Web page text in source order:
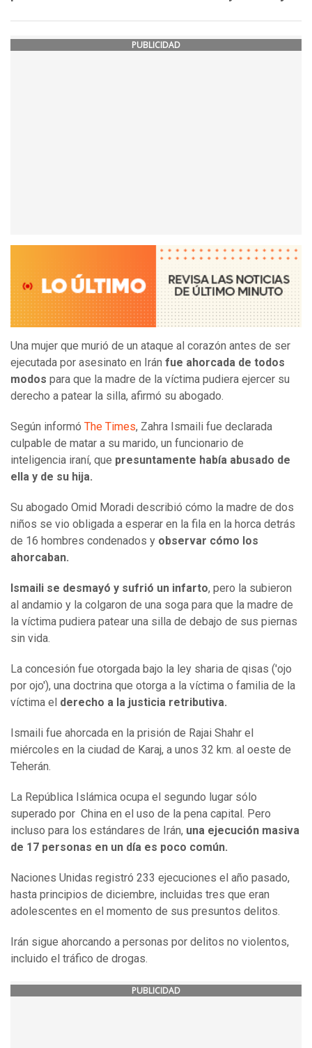
PUBLICIDAD
Una mujer que murió de un ataque al corazón antes de ser
ejecutada por asesinato en Irán fue ahorcada de todos
modos para que la madre de la víctima pudiera ejercer su
derecho a patear la silla, afirmó su abogado.
Según informó The Times, Zahra Ismaili fue declarada
culpable de matar a su marido, un funcionario de
inteligencia iraní, que presuntamente había abusado de
ella y de su hija.
Su abogado Omid Moradi describió cómo la madre de dos
niños se vio obligada a esperar en la fila en la horca detrás
de 16 hombres condenados y observar cómo los
ahorcaban.
Ismaili se desmayó y sufrió un infarto, pero la subieron
al andamio y la colgaron de una soga para que la madre de
la víctima pudiera patear una silla de debajo de sus piernas
sin vida.
La concesión fue otorgada bajo la ley sharia de qisas ('ojo
por ojo'), una doctrina que otorga a la víctima o familia de la
víctima el derecho a la justicia retributiva.
Ismaili fue ahorcada en la prisión de Rajai Shahr el
miércoles en la ciudad de Karaj, a unos 32 km. al oeste de
Teherán.
La República Islámica ocupa el segundo lugar sólo
superado por China en el uso de la pena capital. Pero
incluso para los estándares de Irán, una ejecución masiva
de 17 personas en un día es poco común.
Naciones Unidas registró 233 ejecuciones el año pasado,
hasta principios de diciembre, incluidas tres que eran
adolescentes en el momento de sus presuntos delitos.
Irán sigue ahorcando a personas por delitos no violentos,
incluido el tráfico de drogas.
PUBLICIDAD